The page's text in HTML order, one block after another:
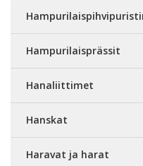
Hampurilaisprässit
Hanaliittimet
Hanskat
Haravat ja harat